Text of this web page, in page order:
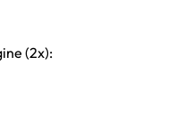
(2x):